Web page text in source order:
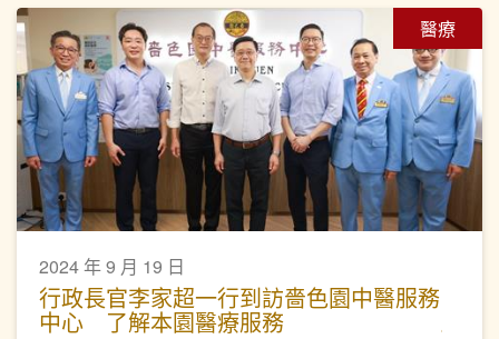
醫療
2024 年 9 月 19 日
行政長官李家超一行到訪嗇色園中醫服務
中心 了解本園醫療服務